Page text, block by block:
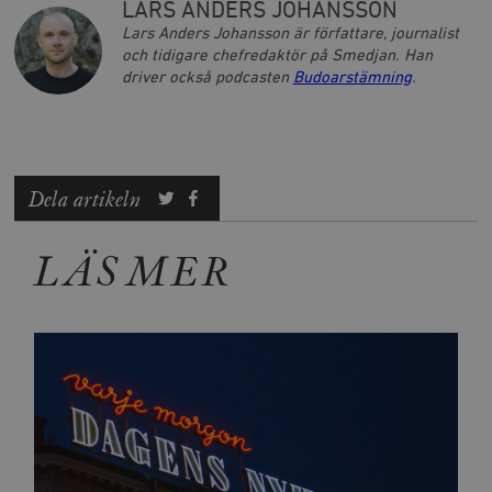
LARS ANDERS JOHANSSON
Lars Anders Johansson är författare, journalist
och tidigare chefredaktör på Smedjan. Han
driver också podcasten Budoarstämning.
Dela artikeln
LÄS MER
Namn
/ Domän
woocommerce_cart_hash
Inc.
_hjFirstSeen
woocommerce_items_in_cart